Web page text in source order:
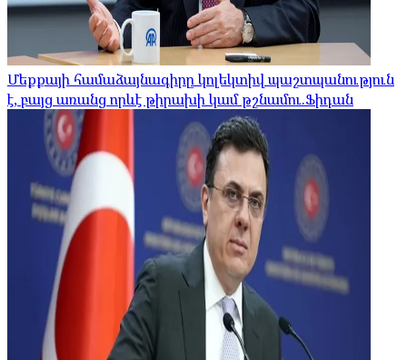
Մեքքայի համաձայնագիրը կոլեկտիվ պաշտպանություն
է, բայց առանց որևէ թիրախի կամ թշնամու.Ֆիդան